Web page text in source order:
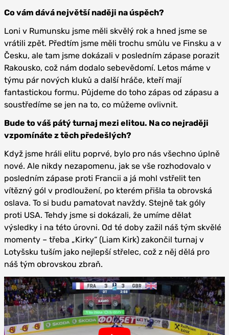
Co vám dává největší naději na úspěch?
Loni v Rumunsku jsme měli skvělý rok a hned jsme se
vrátili zpět. Předtím jsme měli trochu smůlu ve Finsku a v
Česku, ale tam jsme dokázali v posledním zápase porazit
Rakousko, což nám dodalo sebevědomí. Letos máme v
týmu pár nových kluků a další hráče, kteří mají
fantastickou formu. Půjdeme do toho zápas od zápasu a
soustředíme se jen na to, co můžeme ovlivnit.
Bude to váš pátý turnaj mezi elitou. Na co nejraději
vzpomínáte z těch předešlých?
Když jsme hráli elitu poprvé, bylo pro nás všechno úplně
nové. Ale nikdy nezapomenu, jak se vše rozhodovalo v
posledním zápase proti Francii a já mohl vstřelit ten
vítězný gól v prodloužení, po kterém přišla ta obrovská
oslava. To si budu pamatovat navždy. Stejně tak góly
proti USA. Tehdy jsme si dokázali, že umíme dělat
výsledky i na této úrovni. Od té doby zažil náš tým skvělé
momenty – třeba „Kirky“ (Liam Kirk) zakončil turnaj v
Lotyšsku tuším jako nejlepší střelec, což z něj dělá pro
náš tým obrovskou zbraň.